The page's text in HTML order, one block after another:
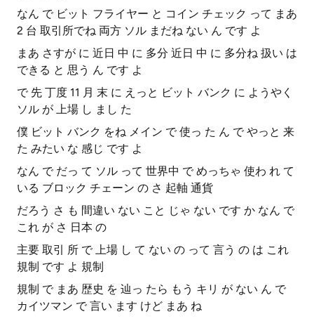
なん で ビット フライヤー と コイン チェック って まあ
2 台 取引所でね 両方 ソル まだね ない ん です よ
まあ さすが に 近日 中 に 多分 近日 中 に 多分ね 扱い は
できる と 思う ん です よ
で 先 丁度 11 月 末 に えっと ビット バンク に ようやく
ソル が 上場 し まし た
僕 ビット バンク をね メイン で 使っ た ん で やっと 来
た みたい な 感じ です よ
なん で だっ て ソル って 世界中 で めっちゃ 使わ れ て
いる ブロック チェーン の さ 起軸 通貨
だろう さ も 間違い ない こと じゃ ない です か なん で
これ が さ 日本 の
主要 取引 所 で 上場 し て ない の って 言う の は これ
規制 です よ 規制
規制 で まあ 歴史 を 辿っ たら もう キリ が ない ん で
カイツマン で 言い ます けど まあ ね